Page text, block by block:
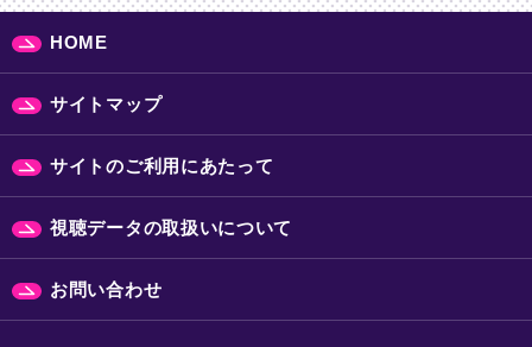
HOME
サイトマップ
サイトのご利用にあたって
視聴データの取扱いについて
お問い合わせ